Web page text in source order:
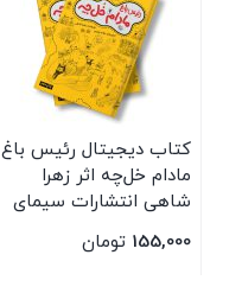
کتاب دیجیتال رئیس باغ
مادام خل‌چه اثر زهرا
شاهی انتشارات سیمای
155,000 تومان